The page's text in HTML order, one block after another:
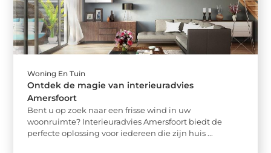
Woning En Tuin
Ontdek de magie van interieuradvies
Amersfoort
Bent u op zoek naar een frisse wind in uw
woonruimte? Interieuradvies Amersfoort biedt de
perfecte oplossing voor iedereen die zijn huis ...